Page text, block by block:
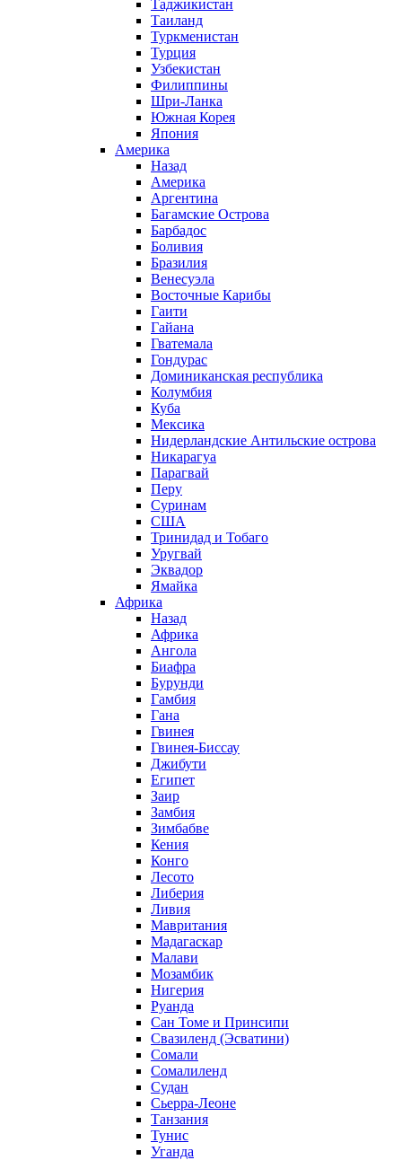
Таджикистан
Таиланд
Туркменистан
Турция
Узбекистан
Филиппины
Шри-Ланка
Южная Корея
Япония
Америка
Назад
Америка
Аргентина
Багамские Острова
Барбадос
Боливия
Бразилия
Венесуэла
Восточные Карибы
Гаити
Гайана
Гватемала
Гондурас
Доминиканская республика
Колумбия
Куба
Мексика
Нидерландские Антильские острова
Никарагуа
Парагвай
Перу
Суринам
США
Тринидад и Тобаго
Уругвай
Эквадор
Ямайка
Африка
Назад
Африка
Ангола
Биафра
Бурунди
Гамбия
Гана
Гвинея
Гвинея-Биссау
Джибути
Египет
Заир
Замбия
Зимбабве
Кения
Конго
Лесото
Либерия
Ливия
Мавритания
Мадагаскар
Малави
Мозамбик
Нигерия
Руанда
Сан Томе и Принсипи
Свазиленд (Эсватини)
Сомали
Сомалиленд
Судан
Сьерра-Леоне
Танзания
Тунис
Уганда